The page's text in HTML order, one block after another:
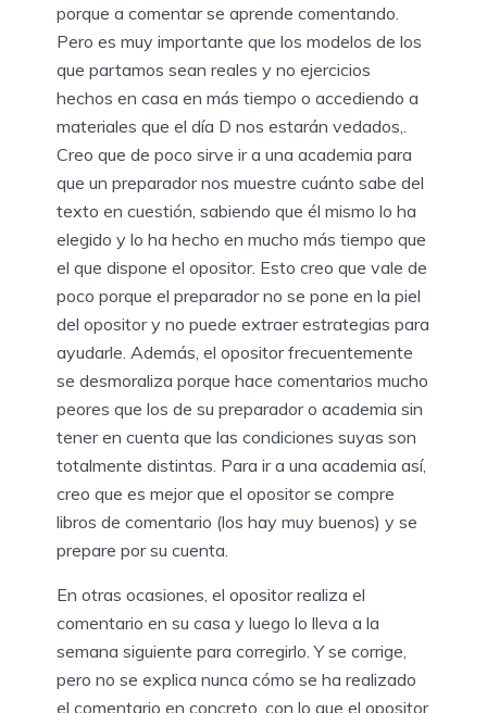
porque a comentar se aprende comentando.
Pero es muy importante que los modelos de los
que partamos sean reales y no ejercicios
hechos en casa en más tiempo o accediendo a
materiales que el día D nos estarán vedados,.
Creo que de poco sirve ir a una academia para
que un preparador nos muestre cuánto sabe del
texto en cuestión, sabiendo que él mismo lo ha
elegido y lo ha hecho en mucho más tiempo que
el que dispone el opositor. Esto creo que vale de
poco porque el preparador no se pone en la piel
del opositor y no puede extraer estrategias para
ayudarle. Además, el opositor frecuentemente
se desmoraliza porque hace comentarios mucho
peores que los de su preparador o academia sin
tener en cuenta que las condiciones suyas son
totalmente distintas. Para ir a una academia así,
creo que es mejor que el opositor se compre
libros de comentario (los hay muy buenos) y se
prepare por su cuenta.
En otras ocasiones, el opositor realiza el
comentario en su casa y luego lo lleva a la
semana siguiente para corregirlo. Y se corrige,
pero no se explica nunca cómo se ha realizado
el comentario en concreto, con lo que el opositor